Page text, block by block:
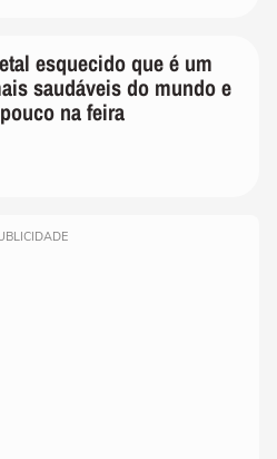
esquecido que é um
saudáveis do mundo e
na feira